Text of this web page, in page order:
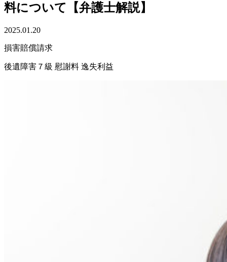
料について【弁護士解説】
2025.01.20
損害賠償請求
後遺障害７級 慰謝料 逸失利益